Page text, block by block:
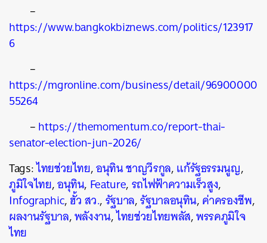
–
https://www.bangkokbiznews.com/politics/123917
6
–
https://mgronline.com/business/detail/96900000
55264
–https://themomentum.co/report-thai-
senator-election-jun-2026/
Tags:ไทยช่วยไทย,อนุทิน ชาญวีรกูล,แก้รัฐธรรมนูญ,
ภูมิใจไทย,อนุทิน, Feature,รถไฟฟ้าความเร็วสูง,
Infographic,ฮั้ว สว.,รัฐบาล,รัฐบาลอนุทิน,ค่าครองชีพ,
ผลงานรัฐบาล,พลังงาน,ไทยช่วยไทยพลัส,พรรคภูมิใจ
ไทย